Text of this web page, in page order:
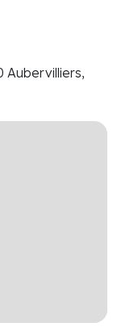
Aubervilliers,